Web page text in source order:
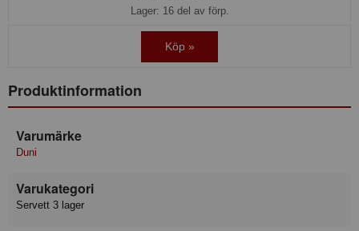
Lager: 16 del av förp.
Köp »
Produktinformation
Varumärke
Duni
Varukategori
Servett 3 lager